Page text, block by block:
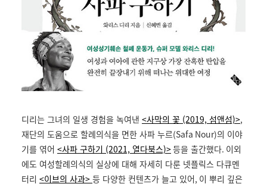
디리는 그녀의 일생 경험을 녹여낸 <사막의 꽃 (2019, 섬앤섬)>,
재단의 도움으로 할례의식을 면한 사파 누르(Safa Nour)의 이야
기를 엮어 <사파 구하기 (2021, 열다북스)>등을 출간했다. 이외
에도 여성할례의식의 실상에 대해 자세히 다룬 넷플릭스 다큐멘
터리 <이브의 사과> 등 다양한 컨텐츠가 늘고 있어, 이 뿌리 깊은